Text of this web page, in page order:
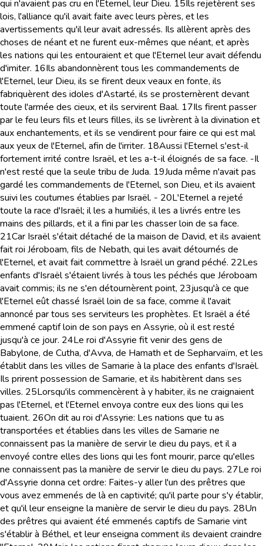
qui n'avaient pas cru en l'Eternel, leur Dieu. 15Ils rejetèrent ses
lois, l'alliance qu'il avait faite avec leurs pères, et les
avertissements qu'il leur avait adressés. Ils allèrent après des
choses de néant et ne furent eux-mêmes que néant, et après
les nations qui les entouraient et que l'Eternel leur avait défendu
d'imiter. 16Ils abandonnèrent tous les commandements de
l'Eternel, leur Dieu, ils se firent deux veaux en fonte, ils
fabriquèrent des idoles d'Astarté, ils se prosternèrent devant
toute l'armée des cieux, et ils servirent Baal. 17Ils firent passer
par le feu leurs fils et leurs filles, ils se livrèrent à la divination et
aux enchantements, et ils se vendirent pour faire ce qui est mal
aux yeux de l'Eternel, afin de l'irriter. 18Aussi l'Eternel s'est-il
fortement irrité contre Israël, et les a-t-il éloignés de sa face. -Il
n'est resté que la seule tribu de Juda. 19Juda même n'avait pas
gardé les commandements de l'Eternel, son Dieu, et ils avaient
suivi les coutumes établies par Israël. - 20L'Eternel a rejeté
toute la race d'Israël; il les a humiliés, il les a livrés entre les
mains des pillards, et il a fini par les chasser loin de sa face.
21Car Israël s'était détaché de la maison de David, et ils avaient
fait roi Jéroboam, fils de Nebath, qui les avait détournés de
l'Eternel, et avait fait commettre à Israël un grand péché. 22Les
enfants d'Israël s'étaient livrés à tous les péchés que Jéroboam
avait commis; ils ne s'en détournèrent point, 23jusqu'à ce que
l'Eternel eût chassé Israël loin de sa face, comme il l'avait
annoncé par tous ses serviteurs les prophètes. Et Israël a été
emmené captif loin de son pays en Assyrie, où il est resté
jusqu'à ce jour. 24Le roi d'Assyrie fit venir des gens de
Babylone, de Cutha, d'Avva, de Hamath et de Sepharvaïm, et les
établit dans les villes de Samarie à la place des enfants d'Israël.
Ils prirent possession de Samarie, et ils habitèrent dans ses
villes. 25Lorsqu'ils commencèrent à y habiter, ils ne craignaient
pas l'Eternel, et l'Eternel envoya contre eux des lions qui les
tuaient. 26On dit au roi d'Assyrie: Les nations que tu as
transportées et établies dans les villes de Samarie ne
connaissent pas la manière de servir le dieu du pays, et il a
envoyé contre elles des lions qui les font mourir, parce qu'elles
ne connaissent pas la manière de servir le dieu du pays. 27Le roi
d'Assyrie donna cet ordre: Faites-y aller l'un des prêtres que
vous avez emmenés de là en captivité; qu'il parte pour s'y établir,
et qu'il leur enseigne la manière de servir le dieu du pays. 28Un
des prêtres qui avaient été emmenés captifs de Samarie vint
s'établir à Béthel, et leur enseigna comment ils devaient craindre